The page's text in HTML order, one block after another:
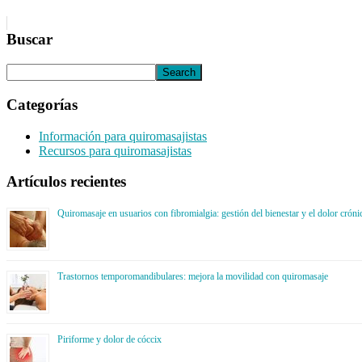
Buscar
Categorías
Información para quiromasajistas
Recursos para quiromasajistas
Artículos recientes
Quiromasaje en usuarios con fibromialgia: gestión del bienestar y el dolor
Trastornos temporomandibulares: mejora la movilidad con quiromasaje
Piriforme y dolor de cóccix